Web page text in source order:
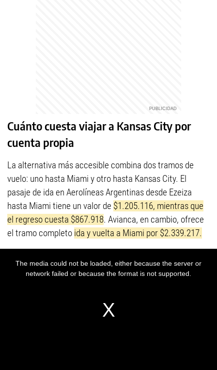
Cuánto cuesta viajar a Kansas City por
cuenta propia
La alternativa más accesible combina dos tramos de
vuelo: uno hasta Miami y otro hasta Kansas City. El
pasaje de ida en Aerolíneas Argentinas desde Ezeiza
hasta Miami tiene un valor de $1.205.116, mientras que
el regreso cuesta $867.918. Avianca, en cambio, ofrece
el tramo completo ida y vuelta a Miami por $2.339.217.